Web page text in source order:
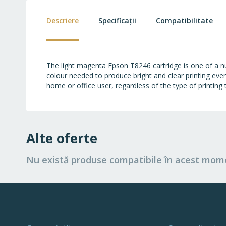
images
Descriere
The light magenta Epson T8246 cartridge is one of a
colour needed to produce bright and clear printing
home or office user, regardless of the type of printing
Specificații Compatibilitate
Alte oferte
Nu există produse compatibile în acest